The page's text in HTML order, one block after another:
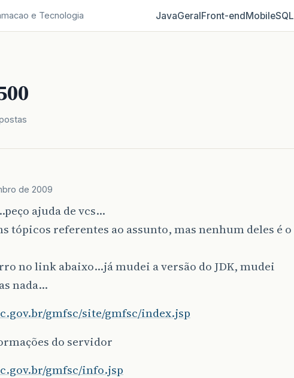
e Tecnologia JavaGeralFront‑endMobileSQL
de 2009
ajuda de vcs…
tópicos referentes ao assunto, mas nenhum deles é o
no link abaixo…já mudei a versão do JDK, mudei
nada…
gmfsc/site/gmfsc/index.jsp
do servidor
gmfsc/info.jsp